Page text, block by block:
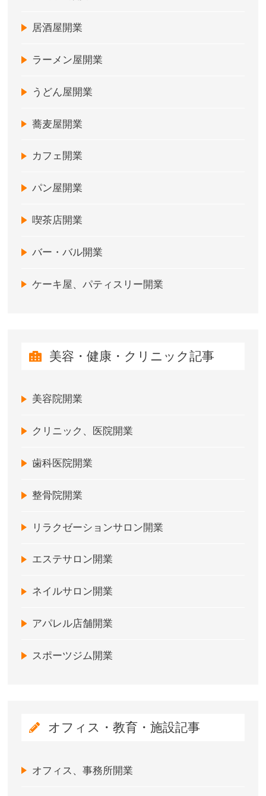
居酒屋開業
ラーメン屋開業
うどん屋開業
蕎麦屋開業
カフェ開業
パン屋開業
喫茶店開業
バー・バル開業
ケーキ屋、パティスリー開業
美容・健康・クリニック記事
美容院開業
クリニック、医院開業
歯科医院開業
整骨院開業
リラクゼーションサロン開業
エステサロン開業
ネイルサロン開業
アパレル店舗開業
スポーツジム開業
オフィス・教育・施設記事
オフィス、事務所開業